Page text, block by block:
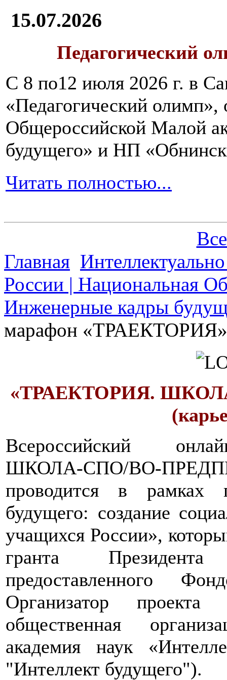
15.07.2026
Педагогический
С 8 по12 июля 2026 г. в
«Педагогический олимп»,
Общероссийской Малой
будущего» и НП
Читать полностью...
Главная
России | Национальная
Инженерные кадры
марафон «ТРАЕКТОРИЯ»
«ТРАЕКТОРИЯ.
Всероссийский
ШКОЛА-СПО/ВО-
проводится в рамках
будущего: создание
учащихся России»,
гранта
предоставленного
Организатор
общественная
академия наук
"Интеллект будущего").